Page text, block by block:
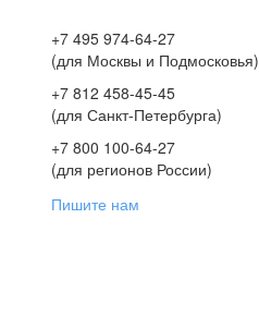
+7 495 974-64-27
(для Москвы и Подмосковья)
+7 812 458-45-45
(для Санкт-Петербурга)
+7 800 100-64-27
(для регионов России)
Пишите нам